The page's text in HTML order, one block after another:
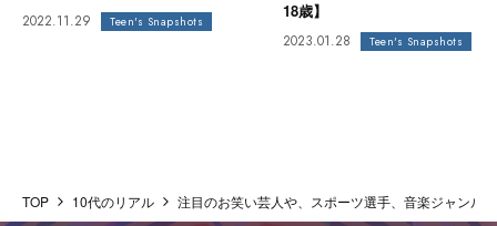
2022.11.29 Teen's Snapshots
18歳】
2023.01.28 Teen's Snapshots
TOP 10代のリアル 注目のお笑い芸人や、スポーツ選手、音楽ジャンル